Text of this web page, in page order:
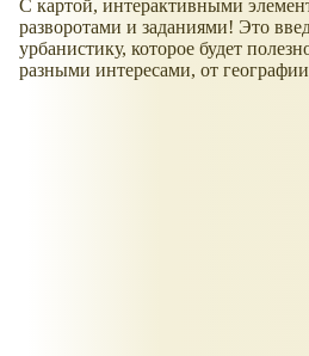
С картой, интерактивными
разворотами и заданиями! Это
урбанистику, которое будет
разными интересами, от